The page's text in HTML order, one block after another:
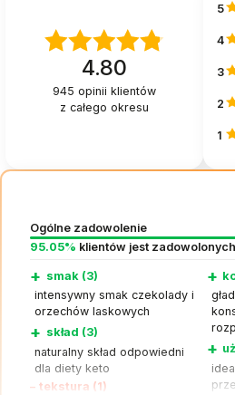
4.80
945 opinii klientów
z całego okresu
5
4
3
2
1
Ogólne zadowolenie
95.05% klientów jest
+ smak (3)
intensywny smak czekolady i
orzechów laskowych
+ skład (3)
naturalny skład odpowiedni
dla diety keto
– tekstura (1)
+
+